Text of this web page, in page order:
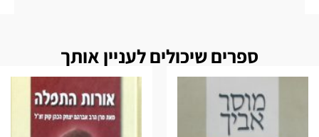
ספרים שיכולים לעניין אותך